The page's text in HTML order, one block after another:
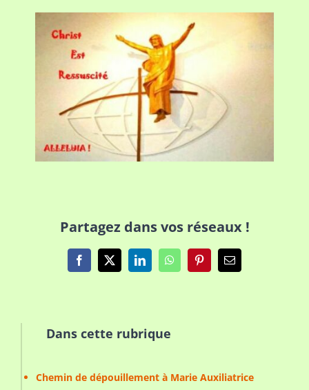
Partagez dans vos réseaux !
Facebook
X LinkedInWhatsAppPinterestEmail
Dans cette rubrique
Chemin de dépouillement à Marie Auxiliatrice